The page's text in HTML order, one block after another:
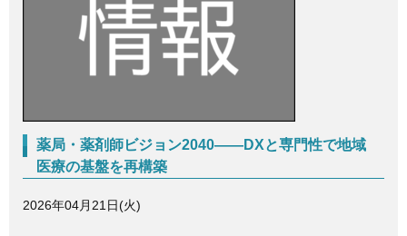
薬局・薬剤師ビジョン2040――DXと専門性で地域
医療の基盤を再構築
2026年04月21日(火)